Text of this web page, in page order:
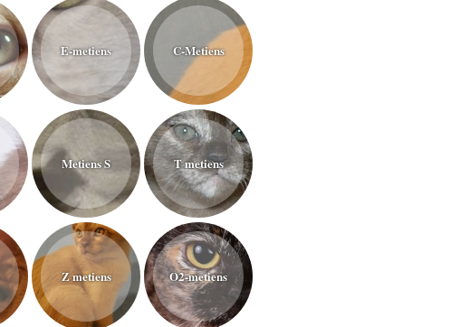
E-metiens C-Metiens
Metiens S T metiens
Z metiens O2-metiens